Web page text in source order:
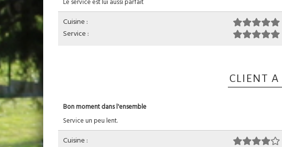
Le service est lui aussi parfait
Cuisine :
Service :
CLIENT A
Bon moment dans l'ensemble
Service un peu lent.
Cuisine :